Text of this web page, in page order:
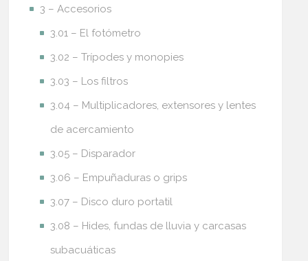
3 – Accesorios
3.01 – El fotómetro
3.02 – Trípodes y monopies
3.03 – Los filtros
3.04 – Multiplicadores, extensores y lentes
de acercamiento
3.05 – Disparador
3.06 – Empuñaduras o grips
3.07 – Disco duro portatil
3.08 – Hides, fundas de lluvia y carcasas
subacuáticas